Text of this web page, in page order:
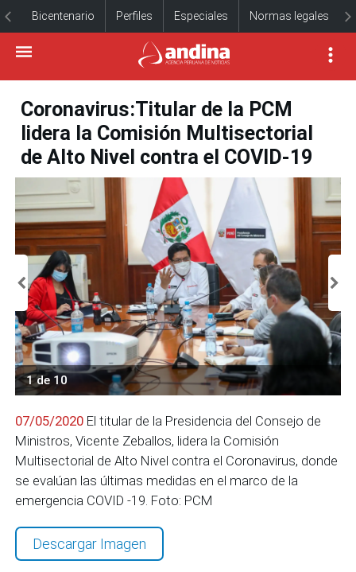
Bicentenario Perfiles Especiales Normas legales
Coronavirus:Titular de la PCM
lidera la Comisión Multisectorial
de Alto Nivel contra el COVID-19
1 de 10
07/05/2020 El titular de la Presidencia del Consejo de
Ministros, Vicente Zeballos, lidera la Comisión
Multisectorial de Alto Nivel contra el Coronavirus, donde
se evalúan las últimas medidas en el marco de la
emergencia COVID -19. Foto: PCM
Descargar Imagen